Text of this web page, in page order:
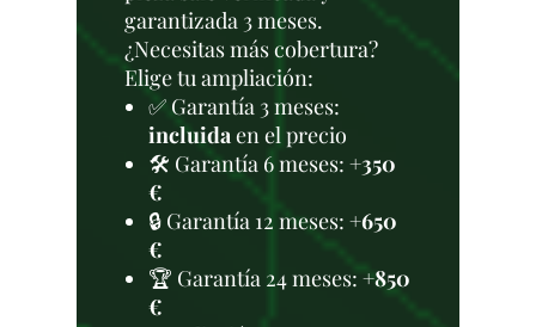
garantizada 3 meses.
¿Necesitas más cobertura?
Elige tu ampliación:
✅ Garantía 3 meses:
incluidaen el precio
🛠️ Garantía 6 meses: +350
€
🔒 Garantía 12 meses: +650
€
🏆 Garantía 24 meses:+850
€